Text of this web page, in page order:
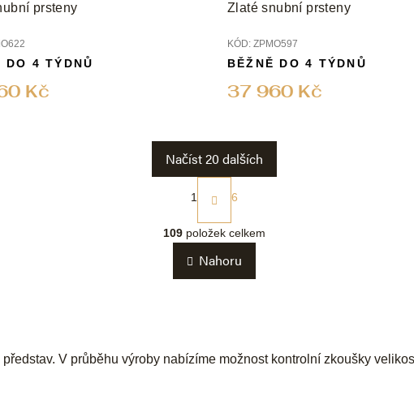
prsteny
Kč
DO 4 TÝDNŮ
Zlaté snubní prsteny
KÓD: ZPMO597
37 960 Kč
BĚŽNĚ DO 4 TÝDNŮ
O
v
l
á
d
r
Načíst 20 dalších
S
t
á
n
k
o
v
1 6
109 položek celkem
Nahoru
V průběhu výroby nabízíme možnost kontrolní zkoušky